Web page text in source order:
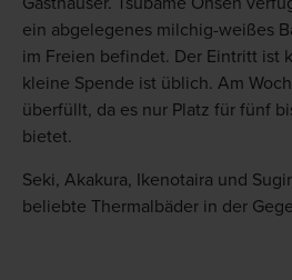
ein abgelegenes milchig-weißes
im Freien befindet. Der Eintritt ist
kleine Spende ist üblich. Am
überfüllt, da es nur Platz für fünf
bietet.
Seki, Akakura, Ikenotaira und
beliebte Thermalbäder in der